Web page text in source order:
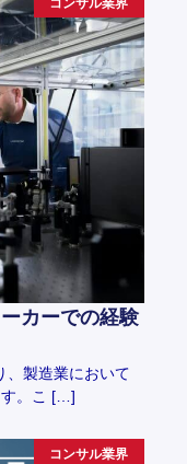
カーでの経験
、製造業において
す。こ […]
コンサル業界